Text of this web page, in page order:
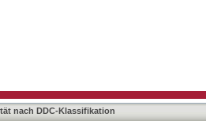
nach DDC-Klassifikation